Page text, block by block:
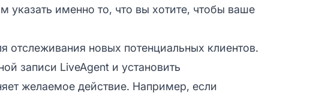
указать именно то, что вы хотите, чтобы ваше
отслеживания новых потенциальных клиентов.
записи LiveAgent и установить
желаемое действие. Например, если